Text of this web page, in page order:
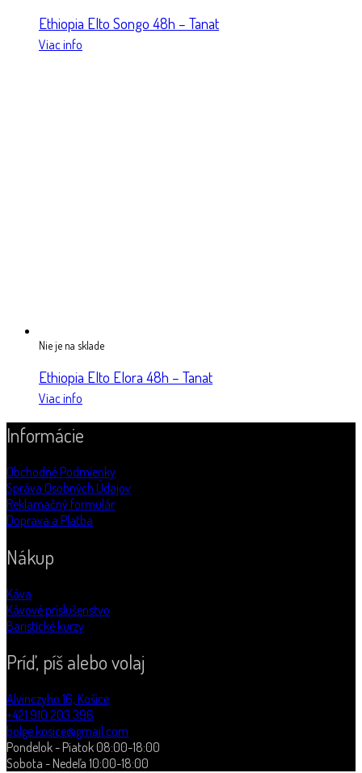
Ethiopia Elto Songo 48h – Tanat
Viac info
Nie je na sklade
Ethiopia Elto Elora 48h – Tanat
Viac info
Informácie
Obchodné Podmienky
Správa Osobných Údajov
Reklamačný formulár
Doprava a Platba
Nákup
Káva
Kávové príslušenstvo
Baristické kurzy
Príď, píš alebo volaj
Alvinczyho 16, Košice
+421 910 203 396
bolge.kosice@gmail.com
Pondelok - Piatok 08:00-18:00
Sobota - Nedeľa 10:00-18:00